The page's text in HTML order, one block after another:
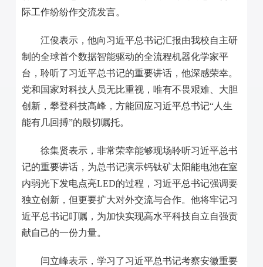
际工作纷纷作交流发言。
江俊表示，他向习近平总书记汇报由我校自主研
制的全球首个数据智能驱动的全流程机器化学家平
台，聆听了习近平总书记的重要讲话，他深感荣幸。
党和国家对科技人员无比重视，唯有不畏艰难、大胆
创新，攀登科技高峰，方能回应习近平总书记“人生
能有几回搏”的殷切嘱托。
徐集贤表示，非常荣幸能够现场聆听习近平总书
记的重要讲话，为总书记演示钙钛矿太阳能电池在室
内弱光下发电点亮LED的过程，习近平总书记强调要
独立创新，但更要扩大对外交流与合作。他将牢记习
近平总书记叮嘱，为加快实现高水平科技自立自强贡
献自己的一份力量。
闫立峰表示，学习了习近平总书记考察安徽重要